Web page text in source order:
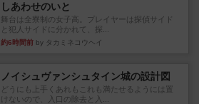
しあわせのいと
舞台は全寮制の女子高。プレイヤーは探偵サイド
と犯人サイドに分かれて、探...
約6時間前 by タカミネコウヘイ
ノイシュヴァンシュタイン城の設計図
どうにも上手くあれもこれも満たせるようには置
けないので、入口の除去と入...